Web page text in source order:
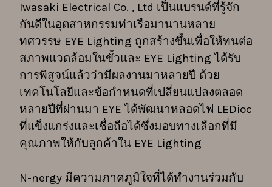
Iwasaki Electrical Co. , Ltd เป็นแบรนด์ที่รู้จัก
กันดีในอุตสาหกรรมท่าเรือมานานหลาย
ทศวรรษ EYE Lighting ถูกสร้างขึ้นเพื่อให้ทนต่อ
สภาพแวดล้อมในขั้วและ EYE Lighting ได้รับ
การพิสูจน์แล้วว่ามีผลงานมาหลายปี ด้วย
เทคโนโลยีและข้อกำหนดที่เปลี่ยนแปลงตลอด
หลายปีที่ผ่านมา EYE ได้พัฒนาหลอดไฟ LEDioc
ที่แข็งแกร่งและเชื่อถือได้ซึ่งมอบทางเลือกที่มี
คุณภาพให้กับลูกค้าใน EYE Lighting
N-nergy มีความภาคภูมิใจที่ได้ทำงานร่วมกับ